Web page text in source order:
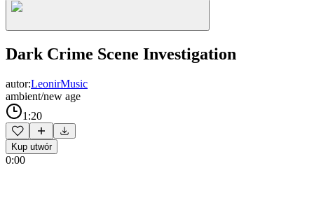
Dark Crime Scene Investigation
autor:LeonirMusic
ambient/new age
1:20
Kup utwór
0:00